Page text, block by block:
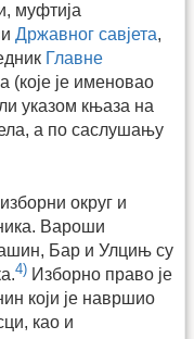
муфтија
Државног савјета,
Главне
(које је именовао
указом књаза на
а по саслушању
округ и
Вароши
Бар и Улцињ су
4) Изборно право је
који је навршио
као и